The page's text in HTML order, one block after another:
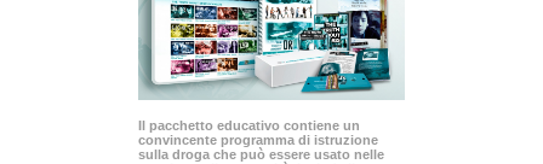
Il pacchetto educativo contiene un
convincente programma di istruzione
sulla droga che può essere usato nelle